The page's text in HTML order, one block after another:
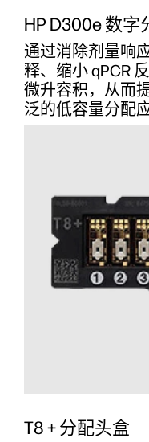
HP D300e 数字
通过消除剂量响
释、缩小 qPCR
微升容积，从而
泛的低容量分配应
T8 + 分配头盒